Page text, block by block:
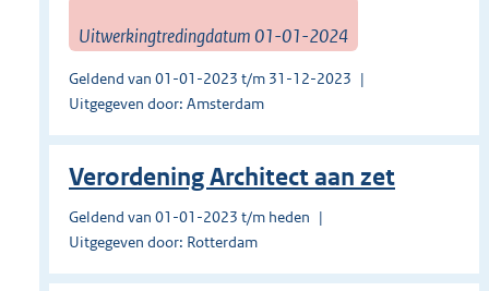
Uitwerkingtredingdatum 01-01-2024
Geldend van 01-01-2023 t/m 31-12-2023
Uitgegeven door: Amsterdam
Verordening Architect aan zet
Geldend van 01-01-2023 t/m heden
Uitgegeven door: Rotterdam